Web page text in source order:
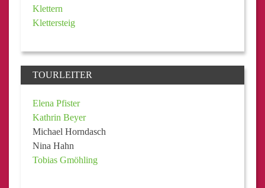
Klettern
Klettersteig
TOURLEITER
Elena Pfister
Kathrin Beyer
Michael Horndasch
Nina Hahn
Tobias Gmöhling